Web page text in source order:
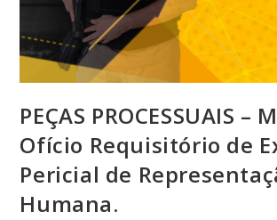
PEÇAS PROCESSUAIS –
Ofício Requisitório de
Pericial de
Humana.